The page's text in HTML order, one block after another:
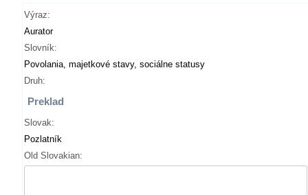
Výraz:
Aurator
Slovník:
Povolania, majetkové stavy, sociálne statusy
Druh:
Preklad
Slovak:
Pozlatník
Old Slovakian: